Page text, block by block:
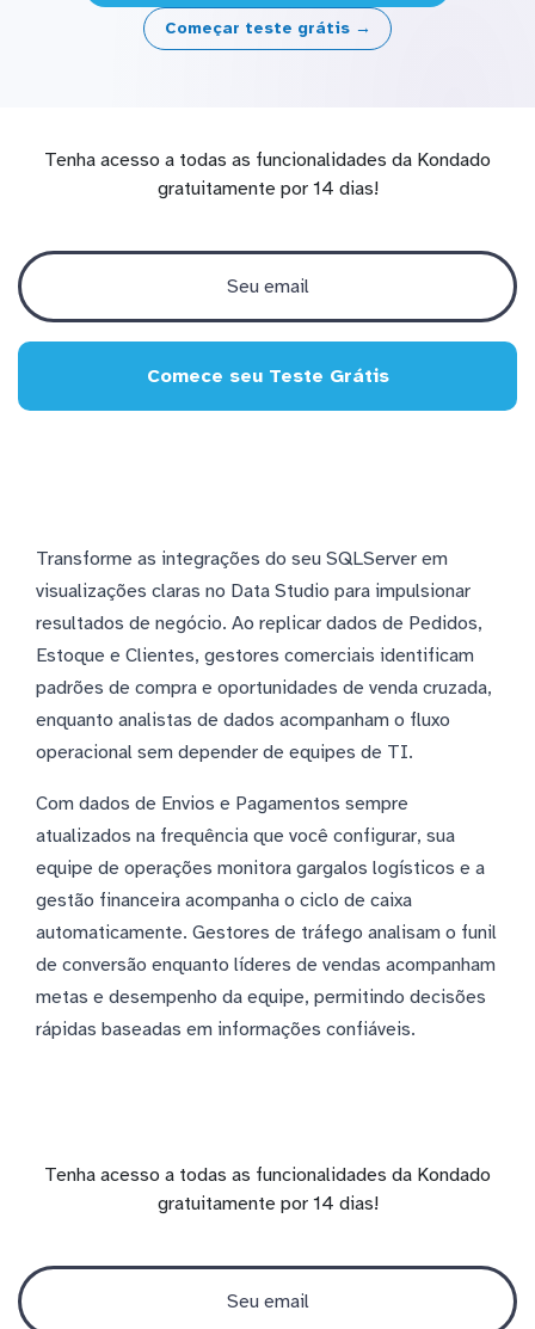
Começar teste grátis →
Tenha acesso a todas as funcionalidades da Kondado
gratuitamente por 14 dias!
Comece seu Teste Grátis
Transforme as integrações do seu SQLServer em
visualizações claras no Data Studio para impulsionar
resultados de negócio. Ao replicar dados de Pedidos,
Estoque e Clientes, gestores comerciais identificam
padrões de compra e oportunidades de venda cruzada,
enquanto analistas de dados acompanham o fluxo
operacional sem depender de equipes de TI.
Com dados de Envios e Pagamentos sempre
atualizados na frequência que você configurar, sua
equipe de operações monitora gargalos logísticos e a
gestão financeira acompanha o ciclo de caixa
automaticamente. Gestores de tráfego analisam o funil
de conversão enquanto líderes de vendas acompanham
metas e desempenho da equipe, permitindo decisões
rápidas baseadas em informações confiáveis.
Tenha acesso a todas as funcionalidades da Kondado
gratuitamente por 14 dias!